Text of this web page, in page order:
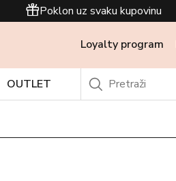
Poklon uz svaku kupovinu
Loyalty program
OUTLET